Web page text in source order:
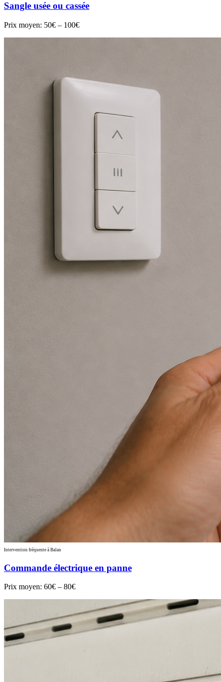
Sangle usée ou cassée
Prix moyen: 50€ – 100€
Intervention fréquente à Balan
Commande électrique en panne
Prix moyen: 60€ – 80€